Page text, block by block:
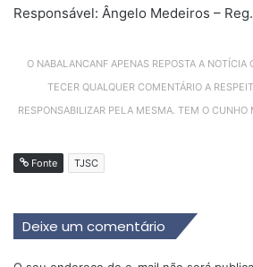
Responsável: Ângelo Medeiros –
O NABALANCANF APENAS REPOSTA A NOTÍCIA
TECER QUALQUER COMENTÁRIO A
RESPONSABILIZAR PELA MESMA. TEM O CUNHO
Fonte TJSC
Deixe um comentário